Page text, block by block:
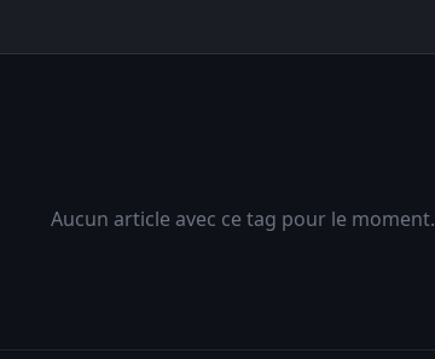
Aucun article avec ce tag pour le moment.